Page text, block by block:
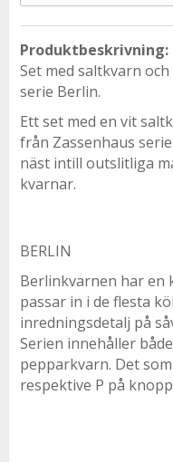
Produktbeskrivning:
Set med saltkvarn
serie Berlin.
Ett set med en vit
från Zassenhaus
näst intill outslitliga
kvarnar.
BERLIN
Berlinkvarnen har en
passar in i de flesta
inredningsdetalj på
Serien innehåller
pepparkvarn. Det
respektive P på